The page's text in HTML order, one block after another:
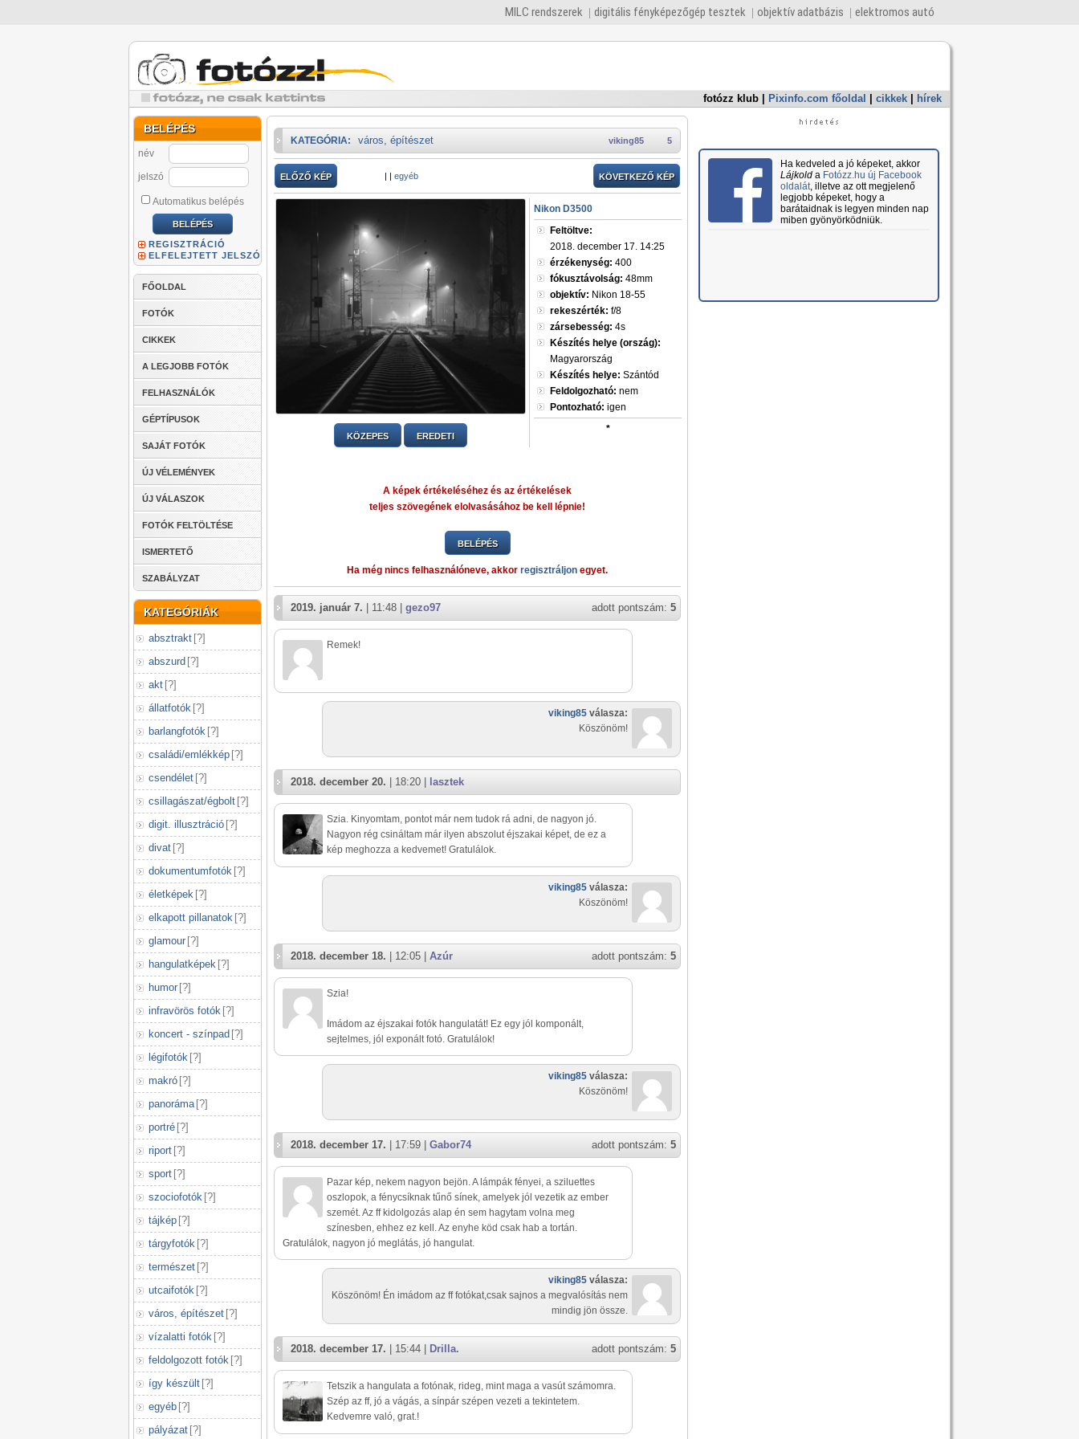
MILC rendszerek digitális fényképezőgép tesztek objektív adatbázis elektromos autó
fotózz klub Pixinfo.com főoldal cikkek hírek
BELÉPÉS
név
jelszó
Automatikus belépés
REGISZTRÁCIÓ
ELFELEJTETT JELSZÓ
FŐOLDAL
FOTÓK
CIKKEK
A LEGJOBB FOTÓK
FELHASZNÁLÓK
GÉPTÍPUSOK
SAJÁT FOTÓK
ÚJ VÉLEMÉNYEK
ÚJ VÁLASZOK
FOTÓK FELTÖLTÉSE
ISMERTETŐ
SZABÁLYZAT
KATEGÓRIÁK
absztrakt [?]
abszurd [?]
akt [?]
állatfotók [?]
barlangfotók [?]
családi/emlékkép [?]
csendélet [?]
csillagászat/égbolt [?]
digit. illusztráció [?]
divat [?]
dokumentumfotók [?]
életképek [?]
elkapott pillanatok [?]
glamour [?]
hangulatképek [?]
humor [?]
infravörös fotók [?]
koncert - színpad [?]
légifotók [?]
makró [?]
panoráma [?]
portré [?]
riport [?]
sport [?]
szociofotók [?]
tájkép [?]
tárgyfotók [?]
természet [?]
utcaifotók [?]
város, építészet [?]
vízalatti fotók [?]
feldolgozott fotók [?]
így készült [?]
egyéb [?]
pályázat [?]
5
viking85
KATEGÓRIA: város, építészet
ELŐZŐ KÉP | | egyéb KÖVETKEZŐ KÉP
KÖZEPES EREDETI
Nikon D3500
Feltöltve:
2018. december 17. 14:25
érzékenység: 400
fókusztávolság: 48mm
objektív: Nikon 18-55
rekeszérték: f/8
zársebesség: 4s
Készítés helye (ország):
Magyarország
Készítés helye: Szántód
Feldolgozható: nem
Pontozható: igen
*
A képek értékeléséhez és az értékelések
teljes szövegének elolvasásához be kell lépnie!
BELÉPÉS
Ha még nincs felhasználóneve, akkor regisztráljon egyet.
adott pontszám: 5
2019. január 7. | 11:48 | gezo97
Remek!
viking85 válasza:
Köszönöm!
2018. december 20. | 18:20 | lasztek
Szia. Kinyomtam, pontot már nem tudok rá adni, de nagyon jó.
Nagyon rég csináltam már ilyen abszolut éjszakai képet, de ez a
kép meghozza a kedvemet! Gratulálok.
viking85 válasza:
Köszönöm!
adott pontszám: 5
2018. december 18. | 12:05 | Azúr
Szia!
Imádom az éjszakai fotók hangulatát! Ez egy jól komponált,
sejtelmes, jól exponált fotó. Gratulálok!
viking85 válasza:
Köszönöm!
adott pontszám: 5
2018. december 17. | 17:59 | Gabor74
Pazar kép, nekem nagyon bejön. A lámpák fényei, a sziluettes
oszlopok, a fénycsíknak tűnő sínek, amelyek jól vezetik az ember
szemét. Az ff kidolgozás alap én sem hagytam volna meg
színesben, ehhez ez kell. Az enyhe köd csak hab a tortán.
Gratulálok, nagyon jó meglátás, jó hangulat.
viking85 válasza:
Köszönöm! Én imádom az ff fotókat,csak sajnos a megvalósítás nem
mindig jön össze.
adott pontszám: 5
2018. december 17. | 15:44 | Drilla.
Tetszik a hangulata a fotónak, rideg, mint maga a vasút számomra.
Szép az ff, jó a vágás, a sínpár szépen vezeti a tekintetem.
Kedvemre való, grat.!
Ha kedveled a jó képeket, akkor
Lájkolda Fotózz.hu új Facebook
oldalát, illetve az ott megjelenő
legjobb képeket, hogy a
barátaidnak is legyen minden nap
miben gyönyörködniük.